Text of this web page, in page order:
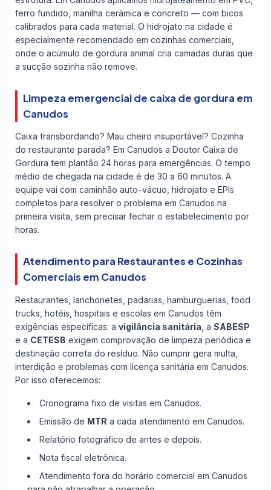
ferro fundido, manilha cerâmica e concreto — com bicos
calibrados para cada material. O hidrojato na cidade é
especialmente recomendado em cozinhas comerciais,
onde o acúmulo de gordura animal cria camadas duras que
a sucção sozinha não remove.
Limpeza emergencial de caixa de gordura em
Canudos
Caixa transbordando? Mau cheiro insuportável? Cozinha
do restaurante parada? Em Canudos a Doutor Caixa de
Gordura tem plantão 24 horas para emergências. O tempo
médio de chegada na cidade é de 30 a 60 minutos. A
equipe vai com caminhão auto-vácuo, hidrojato e EPIs
completos para resolver o problema em Canudos na
primeira visita, sem precisar fechar o estabelecimento por
horas.
Atendimento para Restaurantes e Cozinhas
Comerciais em Canudos
Restaurantes, lanchonetes, padarias, hamburguerias, food
trucks, hotéis, hospitais e escolas em Canudos têm
exigências específicas: a vigilância sanitária , a SABESP
e a CETESB exigem comprovação de limpeza periódica e
destinação correta do resíduo. Não cumprir gera multa,
interdição e problemas com licença sanitária em Canudos.
Por isso oferecemos:
Cronograma fixo de visitas em Canudos.
Emissão de MTR a cada atendimento em Canudos.
Relatório fotográfico de antes e depois.
Nota fiscal eletrônica.
Atendimento fora do horário comercial em Canudos